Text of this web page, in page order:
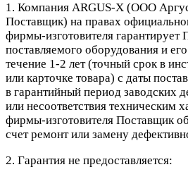
1. Компания ARGUS-X (ООО
Поставщик) на правах
фирмы-изготовителя гарантирует
поставляемого оборудования и
течение 1-2 лет (точный срок в
или карточке товара) с даты
в гарантийный период заводских
или несоответствия техническим
фирмы-изготовителя Поставщик
счет ремонт или замену
2. Гарантия не предоставляется: